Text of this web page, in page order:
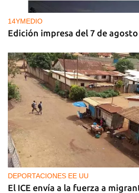
14YMEDIO
Edición impresa del 7 de
DEPORTACIONES EE UU
El ICE envía a la fuerza a